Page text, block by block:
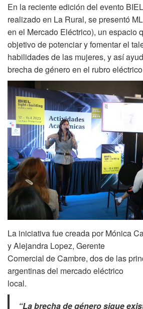
En la reciente edición del evento
realizado en La Rural, se presentó
en el Mercado Eléctrico), un espacio
objetivo de potenciar y fomentar el
habilidades de las mujeres, y así
brecha de género en el rubro
La iniciativa fue creada por Mónica
y Alejandra Lopez, Gerente
Comercial de Cambre, dos de las
argentinas del mercado eléctrico
local.
“La brecha de género sigue